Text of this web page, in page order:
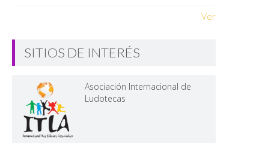
Ver
SITIOS DE INTERÉS
Asociación Internacional de
Ludotecas